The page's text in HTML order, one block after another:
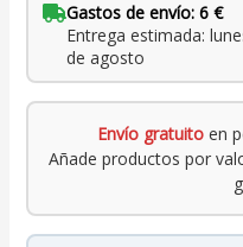
Gastos de envío: 6 €
Entrega estimada:
de agosto
Envío gratuito en
Añade productos por